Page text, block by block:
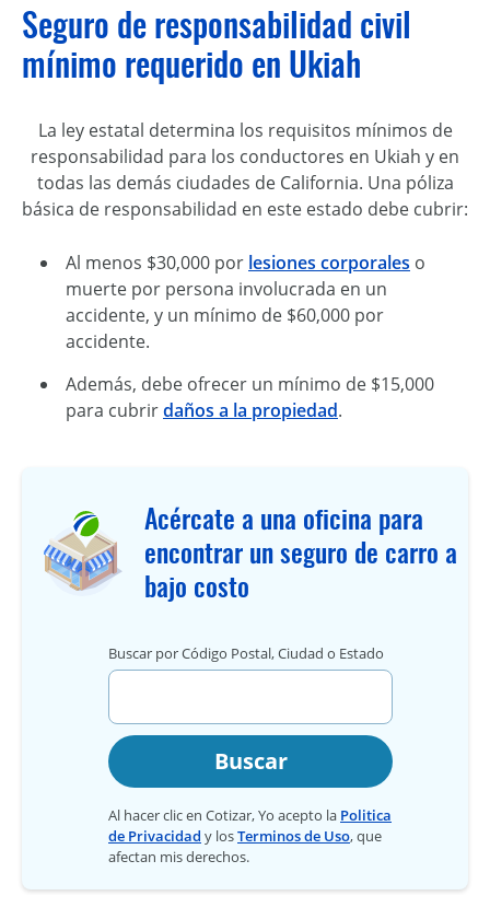
Seguro de responsabilidad civil
mínimo requerido en Ukiah
La ley estatal determina los requisitos mínimos de
responsabilidad para los conductores en Ukiah y en
todas las demás ciudades de California. Una póliza
básica de responsabilidad en este estado debe cubrir:
Al menos $30,000 por lesiones corporales o
muerte por persona involucrada en un
accidente, y un mínimo de $60,000 por
accidente.
Además, debe ofrecer un mínimo de $15,000
para cubrirdaños a la propiedad.
Acércate a una oficina para
encontrar un seguro de carro a
bajo costo
Buscar por Código Postal, Ciudad o Estado
Buscar
Al hacer clic en Cotizar, Yo acepto la Politica
de Privacidad y losTerminos de Uso, que
afectan mis derechos.